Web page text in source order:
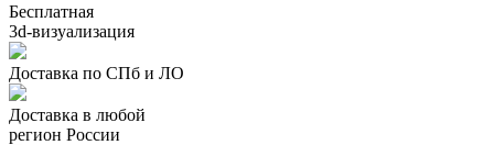
Бесплатная
3d-визуализация
Доставка по СПб и ЛО
Доставка в любой
регион России